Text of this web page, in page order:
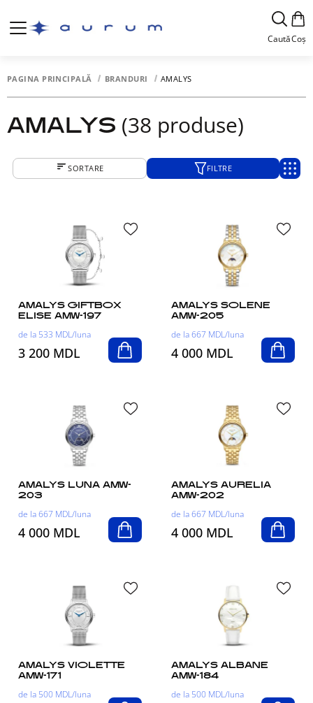
CautăCoș
PAGINA PRINCIPALĂ BRANDURI AMALYS
AMALYS (38 produse)
SORTARE FILTRE
AMALYS GIFTBOX
ELISE AMW-197
de la 533 MDL/luna
3 200 MDL
AMALYS SOLENE
AMW-205
de la 667 MDL/luna
4 000 MDL
AMALYS LUNA AMW-
203
de la 667 MDL/luna
4 000 MDL
AMALYS AURELIA
AMW-202
de la 667 MDL/luna
4 000 MDL
AMALYS VIOLETTE
AMW-171
de la 500 MDL/luna
AMALYS ALBANE
AMW-184
de la 500 MDL/luna